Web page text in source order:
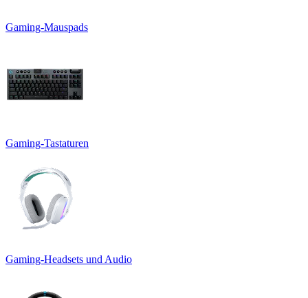
Gaming-Mauspads
Gaming-Tastaturen
Gaming-Headsets und Audio